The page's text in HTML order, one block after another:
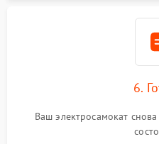
6.
Ваш электросамокат